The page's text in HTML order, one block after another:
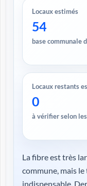
Locaux estimés
54
base communale
Locaux restants
0
à vérifier selon
La fibre est très
commune, mais
indispensable.